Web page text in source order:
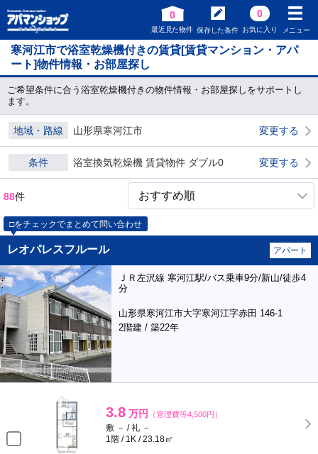
0
最近見た物件 保存した条件
0
お気に入り メニュー
寒河江市で浴室乾燥機付きの賃貸[賃貸マンション・アパ
ート]物件情報・お部屋探し
ご希望条件に合う浴室乾燥機付きの物件情報・お部屋探しをサポートし
ます。
地域・路線 山形県寒河江市 変更する
条件 浴室換気乾燥機 賃貸物件 ダブル0 変更する
88件
□をチェックでまとめて問い合わせ
レオパレスフルール アパート
ＪＲ左沢線 寒河江駅/バス乗車9分/新山/徒歩4
分
山形県寒河江市大字寒河江字赤田 146-1
2階建 / 築22年
3.8 万円 （管理費等4,500円）
敷 － / 礼 －
1階 / 1K / 23.18㎡